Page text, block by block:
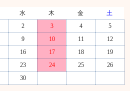
水 木 金
土
2 3 4
5
9 10 11
12
16 17 18
19
23 24 25
26
30